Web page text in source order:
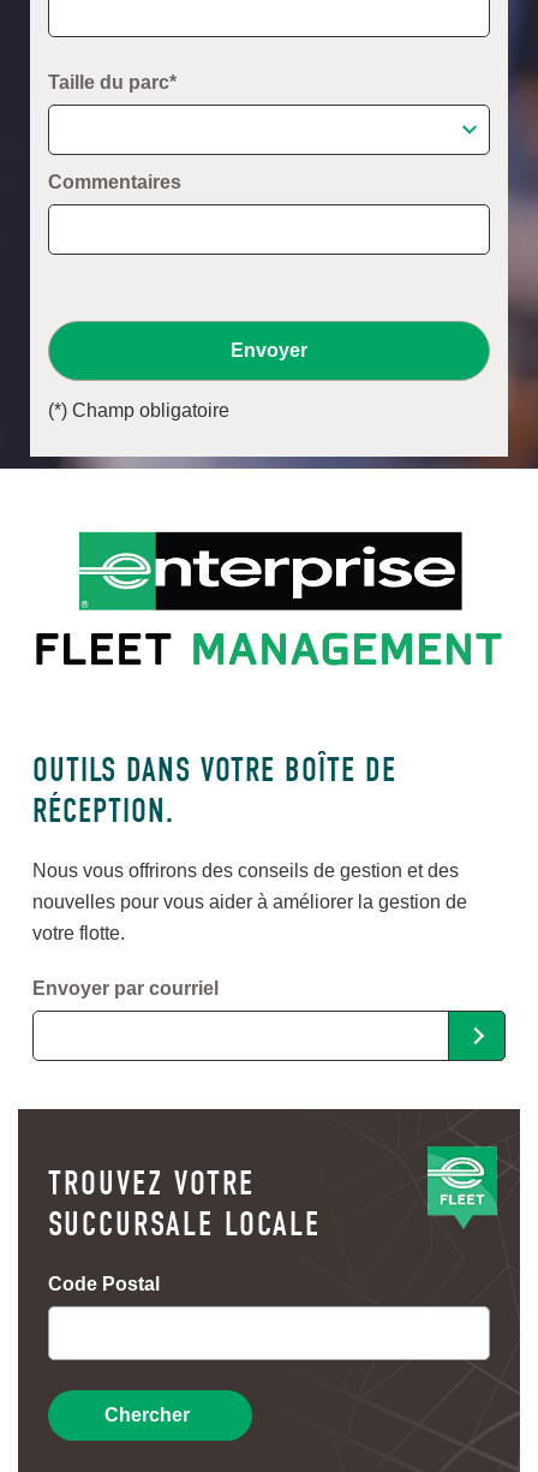
Taille du parc*
Commentaires
Envoyer
(*) Champ obligatoire
OUTILS DANS VOTRE BOÎTE DE
RÉCEPTION.
Nous vous offrirons des conseils de gestion et des
nouvelles pour vous aider à améliorer la gestion de
votre flotte.
Envoyer par courriel
TROUVEZ VOTRE
SUCCURSALE LOCALE
Code Postal
Chercher